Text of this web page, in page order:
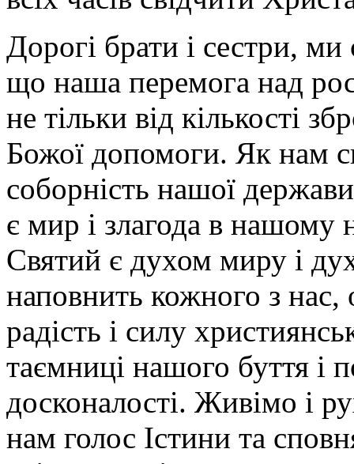
Дорогі брати і сестри, ми
що наша перемога над
не тільки від кількості
Божої допомоги. Як нам
соборність нашої
є мир і злагода в
Святий є духом миру і
наповнить кожного з
радість і силу
таємниці нашого буття і
досконалості. Живімо і
нам голос Істини та